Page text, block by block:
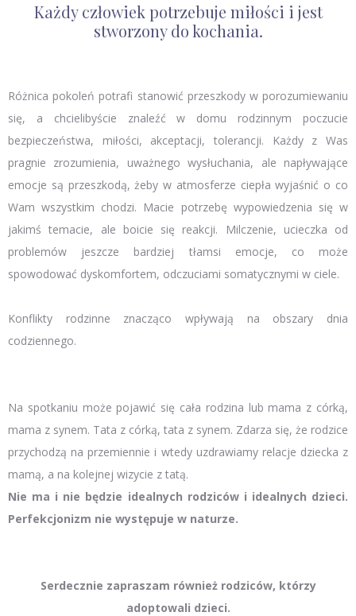
Każdy człowiek potrzebuje miłości i jest
stworzony do kochania.
Różnica pokoleń potrafi stanowić przeszkody w porozumiewaniu
się, a chcielibyście znaleźć w domu rodzinnym poczucie
bezpieczeństwa, miłości, akceptacji, tolerancji. Każdy z Was
pragnie zrozumienia, uważnego wysłuchania, ale napływające
emocje są przeszkodą, żeby w atmosferze ciepła wyjaśnić o co
Wam wszystkim chodzi. Macie potrzebę wypowiedzenia się w
jakimś temacie, ale boicie się reakcji. Milczenie, ucieczka od
problemów jeszcze bardziej tłamsi emocje, co może
spowodować dyskomfortem, odczuciami somatycznymi w ciele.
Konflikty rodzinne znacząco wpływają na obszary dnia
codziennego.
Na spotkaniu może pojawić się cała rodzina lub mama z córką,
mama z synem. Tata z córką, tata z synem. Zdarza się, że rodzice
przychodzą na przemiennie i wtedy uzdrawiamy relacje dziecka z
mamą, a na kolejnej wizycie z tatą.
Nie ma i nie będzie idealnych rodziców i idealnych dzieci.
Perfekcjonizm nie występuje w naturze.
Serdecznie zapraszam również rodziców, którzy
adoptowali dzieci.